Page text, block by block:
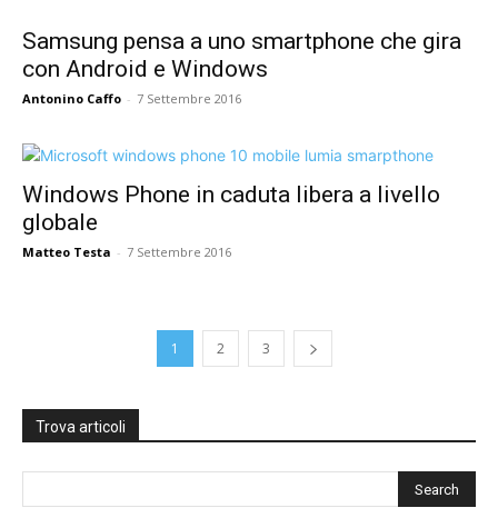
Samsung pensa a uno smartphone che gira
con Android e Windows
Antonino Caffo - 7 Settembre 2016
Windows Phone in caduta libera a livello
globale
Matteo Testa - 7 Settembre 2016
1 2 3
Trova articoli